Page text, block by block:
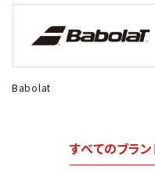
Babolat
すべてのブラ